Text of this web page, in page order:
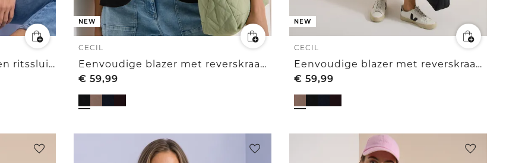
Corduroy jack met kraag en ritssluiting
NEW
CECIL
Eenvoudige blazer met reverskraag en knopen
€ 59,99
NEW
CECIL
Eenvoudige blazer met reverskraag en knopen
€ 59,99